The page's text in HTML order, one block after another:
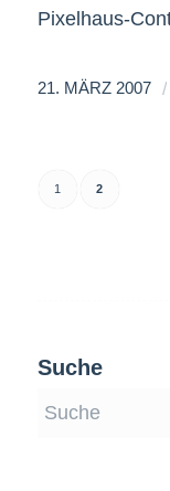
Pixelhaus-
21. MÄRZ 2007 /
1 2
Suche